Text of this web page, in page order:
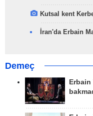
Kutsal kent
İran'da Erbain
Demeç